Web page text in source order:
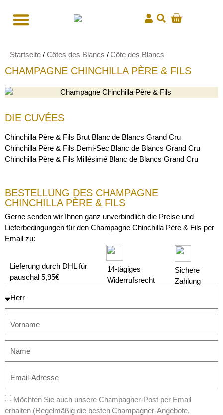
Startseite / Côtes des Blancs / Côte des Blancs
CHAMPAGNE CHINCHILLA PÈRE & FILS
DIE CUVÉES
Chinchilla Père & Fils Brut Blanc de Blancs Grand Cru
Chinchilla Père & Fils Demi-Sec Blanc de Blancs Grand Cru
Chinchilla Père & Fils Millésimé Blanc de Blancs Grand Cru
BESTELLUNG DES CHAMPAGNE
CHINCHILLA PÈRE & FILS
Gerne senden wir Ihnen ganz unverbindlich die Preise und
Lieferbedingungen für den Champagne Chinchilla Père & Fils per
Email zu:
Lieferung durch DHL für
pauschal 5,95€
14-tägiges
Widerrufsrecht
Sichere
Zahlung
Möchten Sie auch unsere Champagner-Post per Email
erhalten (Regelmäßig die besten Champagner-Angebote,